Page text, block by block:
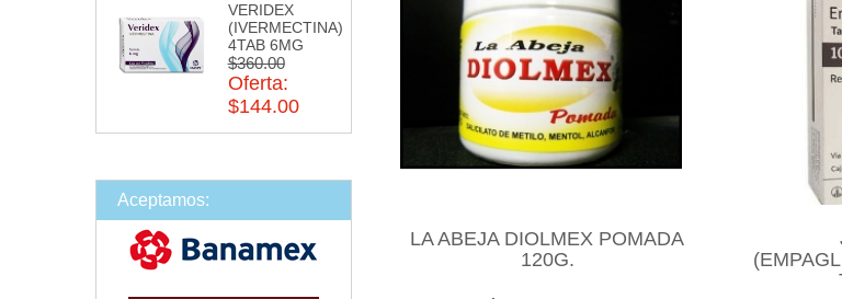
VERIDEX
(IVERMECTINA)
4TAB 6MG
$360.00
Oferta:
$144.00
Aceptamos:
LA ABEJA DIOLMEX POMADA
120G.